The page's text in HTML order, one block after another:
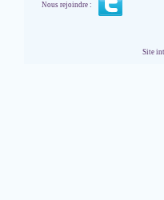
Nous rejoindre :
Site internet de l'Association